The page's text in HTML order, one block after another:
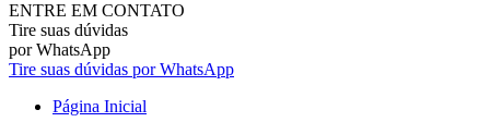
ENTRE EM CONTATO
Tire suas dúvidas
por WhatsApp
Tire suas dúvidas por WhatsApp
Página Inicial